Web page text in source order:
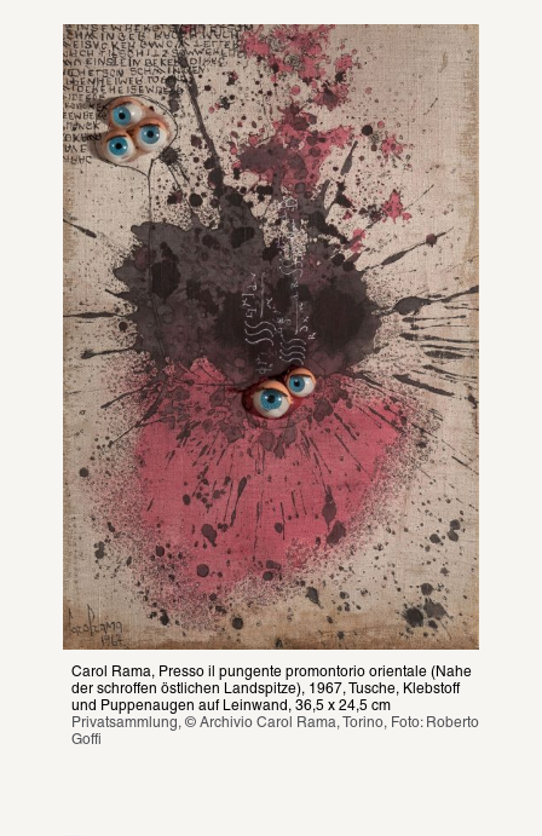
Carol Rama in 10
(F)akten
Carol Rama, Presso il pungente promontorio orientale (Nahe
der schroffen östlichen Landspitze), 1967, Tusche, Klebstoff
und Puppenaugen auf Leinwand, 36,5 x 24,5 cm
Privatsammlung, © Archivio Carol Rama, Torino, Foto: Roberto
Goffi